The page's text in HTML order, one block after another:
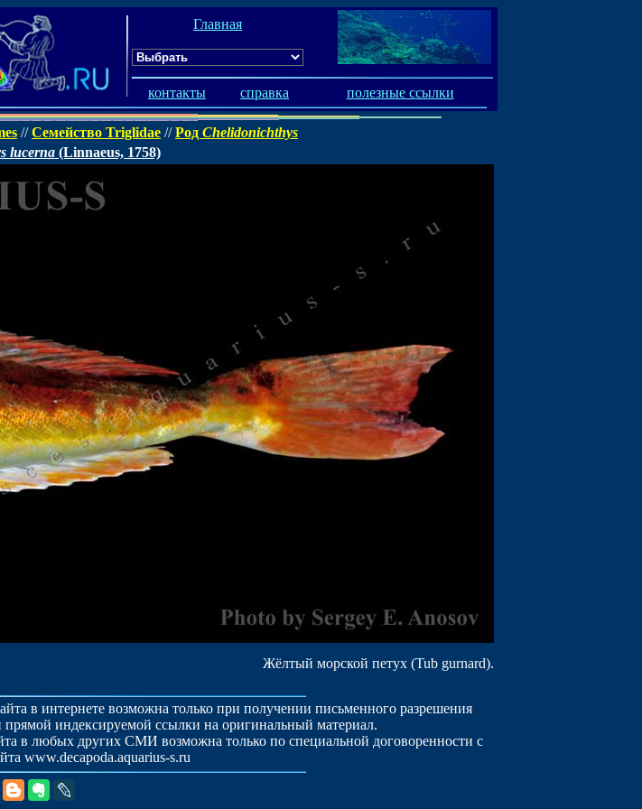
Главная
контакты справка полезные ссылки
//Семейство Triglidae //Род Chelidonichthys
lucerna(Linnaeus, 1758)
Жёлтый морской петух (Tub gurnard).
в интернете возможна только при получении письменного разрешения
прямой индексируемой ссылки на оригинальный материал.
в любых других СМИ возможна только по специальной договоренности с
www.decapoda.aquarius-s.ru